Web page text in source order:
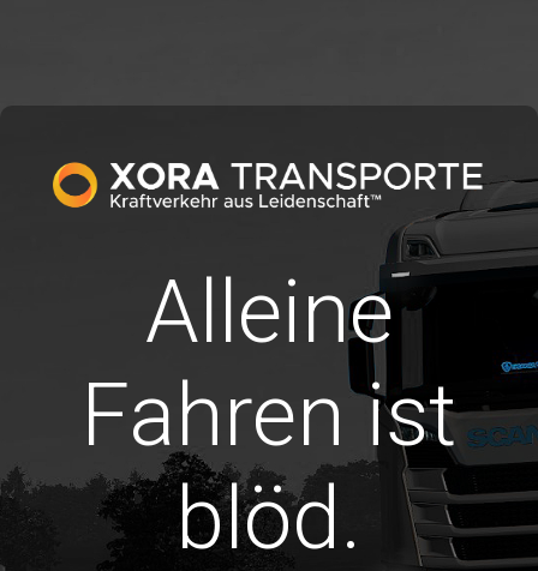
Alleine
Fahren ist
blöd.